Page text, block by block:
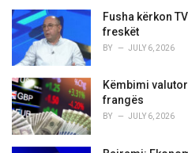
Fusha kërkon
freskët
BY JULY 6, 2026
Këmbimi
frangës
BY JULY 6, 2026